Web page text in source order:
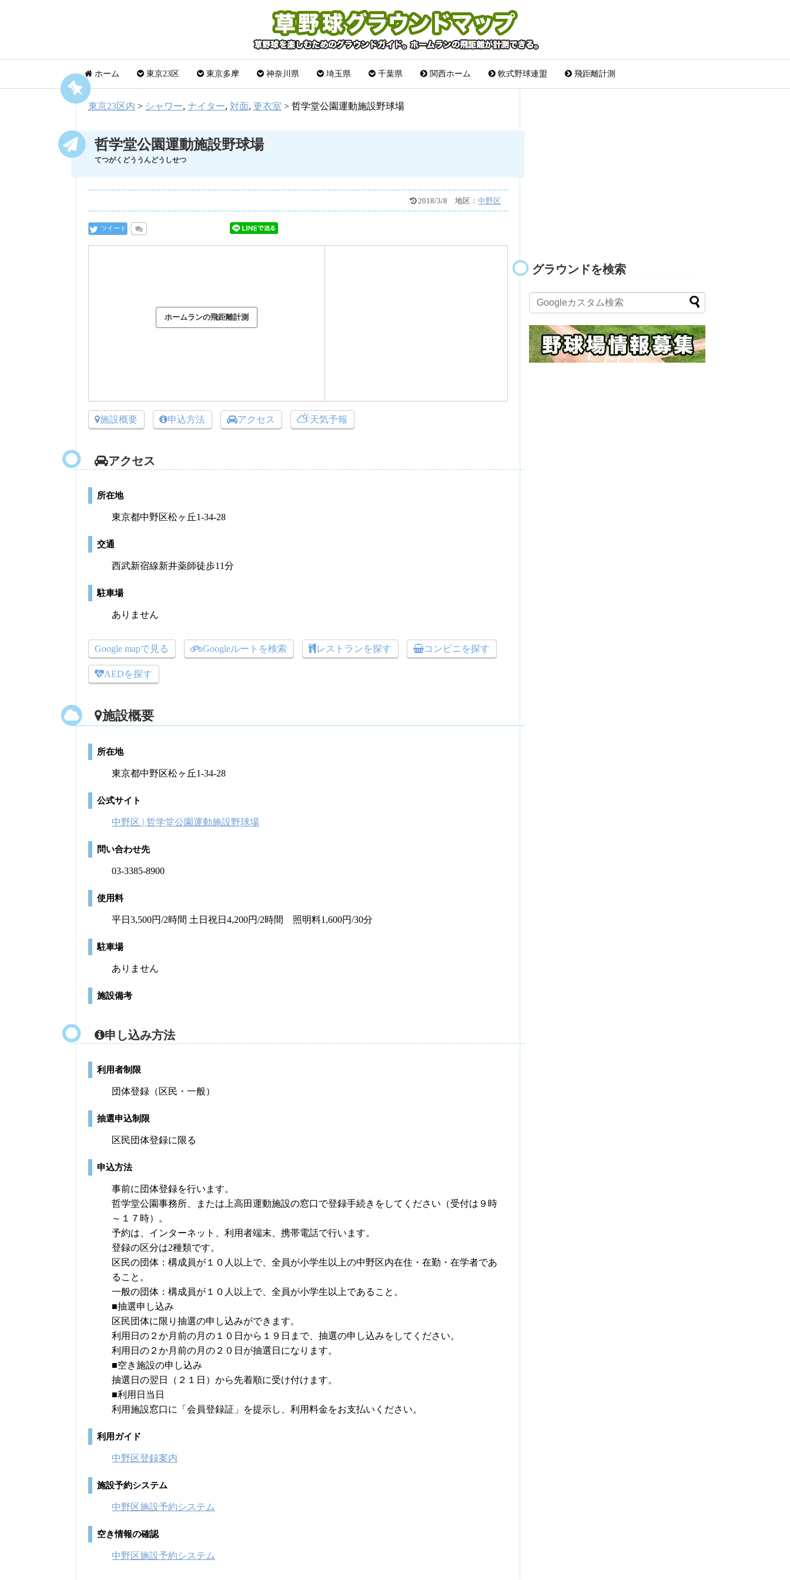
ホーム 東京23区 東京多摩 神奈川県 埼玉県 千葉県 関西ホーム 軟式野球連盟 飛距離計測
東京23区内 > シャワー, ナイター, 対面, 更衣室 > 哲学堂公園運動施設野球場
哲学堂公園運動施設野球場
てつがくどううんどうしせつ
2018/3/8 地区： 中野区
ツイート
施設概要 申込方法 アクセス 天気予報
アクセス
所在地
東京都中野区松ヶ丘1-34-28
交通
西武新宿線新井薬師徒歩11分
駐車場
ありません
Google mapで見る Googleルートを検索 レストランを探す コンビニを探す
AEDを探す
施設概要
所在地
東京都中野区松ヶ丘1-34-28
公式サイト
中野区 | 哲学堂公園運動施設野球場
問い合わせ先
03-3385-8900
使用料
平日3,500円/2時間 土日祝日4,200円/2時間 照明料1,600円/30分
駐車場
ありません
施設備考
申し込み方法
利用者制限
団体登録（区民・一般）
抽選申込制限
区民団体登録に限る
申込方法
事前に団体登録を行います。
哲学堂公園事務所、または上高田運動施設の窓口で登録手続きをしてください（受付は９時
～１７時）。
予約は、インターネット、利用者端末、携帯電話で行います。
登録の区分は2種類です。
区民の団体：構成員が１０人以上で、全員が小学生以上の中野区内在住・在勤・在学者であ
ること。
一般の団体：構成員が１０人以上で、全員が小学生以上であること。
■抽選申し込み
区民団体に限り抽選の申し込みができます。
利用日の２か月前の月の１０日から１９日まで、抽選の申し込みをしてください。
利用日の２か月前の月の２０日が抽選日になります。
■空き施設の申し込み
抽選日の翌日（２１日）から先着順に受け付けます。
■利用日当日
利用施設窓口に「会員登録証」を提示し、利用料金をお支払いください。
利用ガイド
中野区登録案内
施設予約システム
中野区施設予約システム
空き情報の確認
中野区施設予約システム
グラウンドを検索